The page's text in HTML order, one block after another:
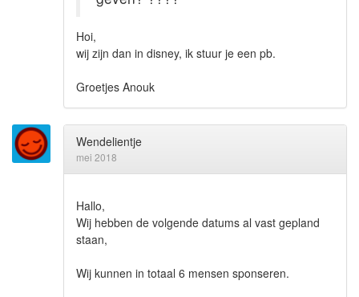
Hoi,
wij zijn dan in disney, ik stuur je een pb.
Groetjes Anouk
Wendelientje
mei 2018
Hallo,
Wij hebben de volgende datums al vast gepland
staan,
Wij kunnen in totaal 6 mensen sponseren.